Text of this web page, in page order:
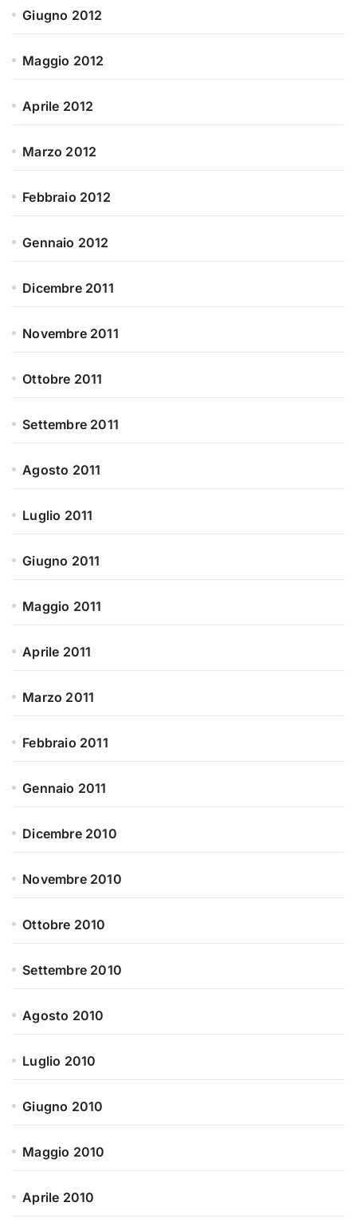
Giugno 2012
Maggio 2012
Aprile 2012
Marzo 2012
Febbraio 2012
Gennaio 2012
Dicembre 2011
Novembre 2011
Ottobre 2011
Settembre 2011
Agosto 2011
Luglio 2011
Giugno 2011
Maggio 2011
Aprile 2011
Marzo 2011
Febbraio 2011
Gennaio 2011
Dicembre 2010
Novembre 2010
Ottobre 2010
Settembre 2010
Agosto 2010
Luglio 2010
Giugno 2010
Maggio 2010
Aprile 2010